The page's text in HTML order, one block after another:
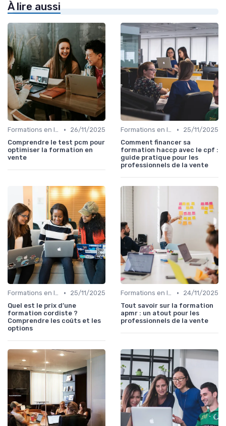
À lire aussi
Formations en ligne •
26/11/2025
Comprendre le test pcm pour
optimiser la formation en
vente
Formations en ligne •
25/11/2025
Comment financer sa
formation haccp avec le cpf :
guide pratique pour les
professionnels de la vente
Formations en ligne •
25/11/2025
Quel est le prix d’une
formation cordiste ?
Comprendre les coûts et les
options
Formations en ligne •
24/11/2025
Tout savoir sur la formation
apmr : un atout pour les
professionnels de la vente